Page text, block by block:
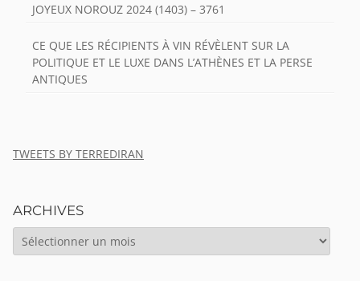
JOYEUX NOROUZ 2024 (1403) – 3761
CE QUE LES RÉCIPIENTS À VIN RÉVÈLENT SUR LA
POLITIQUE ET LE LUXE DANS L’ATHÈNES ET LA PERSE
ANTIQUES
TWEETS BY TERREDIRAN
ARCHIVES
ARCHIVES